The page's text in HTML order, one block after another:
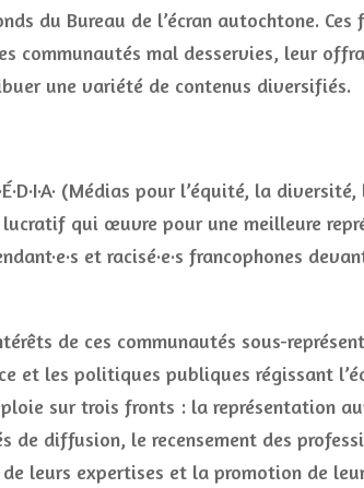
du Bureau de l’écran autochtone.
communautés mal desservies, leur
une variété de contenus diversifiés.
(Médias pour l’équité, la
qui œuvre pour une meilleure
et racisé·e·s francophones
de ces communautés sous-
et les politiques publiques régissant
sur trois fronts : la représentation
diffusion, le recensement des
leurs expertises et la promotion de